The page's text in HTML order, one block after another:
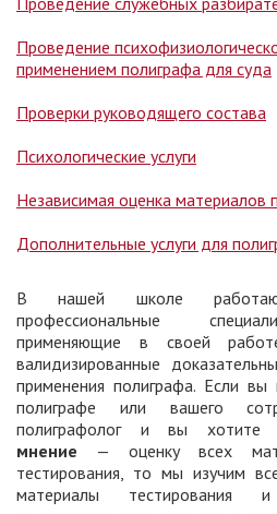
Проведение
применением полиграфа для суда
Проверки руководящего состава
Психологические услуги
Независимая оценка
Дополнительные услуги для
В нашей школе
профессиональные
применяющие в своей
валидизированные
применения полиграфа. Если
полиграфе или вашего
полиграфолог и вы хотите
мнение — оценку всех
тестирования, то мы изучим
материалы